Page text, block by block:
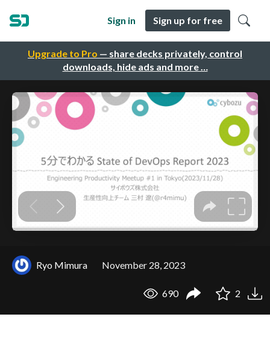
Upgrade to Pro — share decks privately, control
downloads, hide ads and more …
Sign in Sign up for free
Ryo Mimura November 28, 2023
690 2